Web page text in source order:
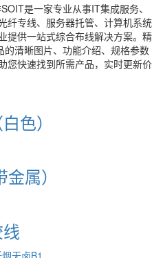
是一家专业从事IT集成服务、
纤专线、服务器托管、计算机系统
提供一站式综合布线解决方案。精
清晰图片、功能介绍、规格参数
您快速找到所需产品，实时更新价
色）
属）